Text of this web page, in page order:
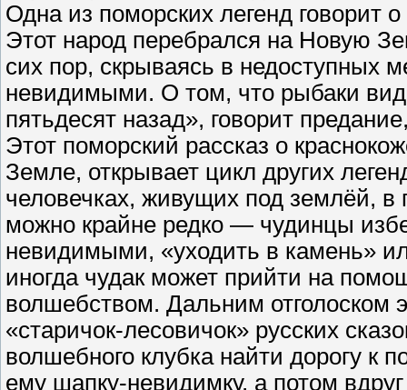
Одна из поморских легенд говорит
Этот народ перебрался на Новую
сих пор, скрываясь в недоступных
невидимыми. О том, что рыбаки
пятьдесят назад», говорит
Этот поморский рассказ о
Земле, открывает цикл других
человечках, живущих под землёй, в
можно крайне редко — чудинцы
невидимыми, «уходить в камень»
иногда чудак может прийти на
волшебством. Дальним отголоском
«старичок-лесовичок» русских
волшебного клубка найти дорогу
ему шапку-невидимку, а потом